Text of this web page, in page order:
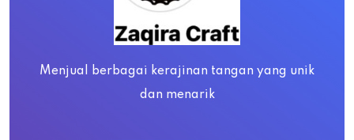
Menjual berbagai kerajinan tangan yang unik
dan menarik